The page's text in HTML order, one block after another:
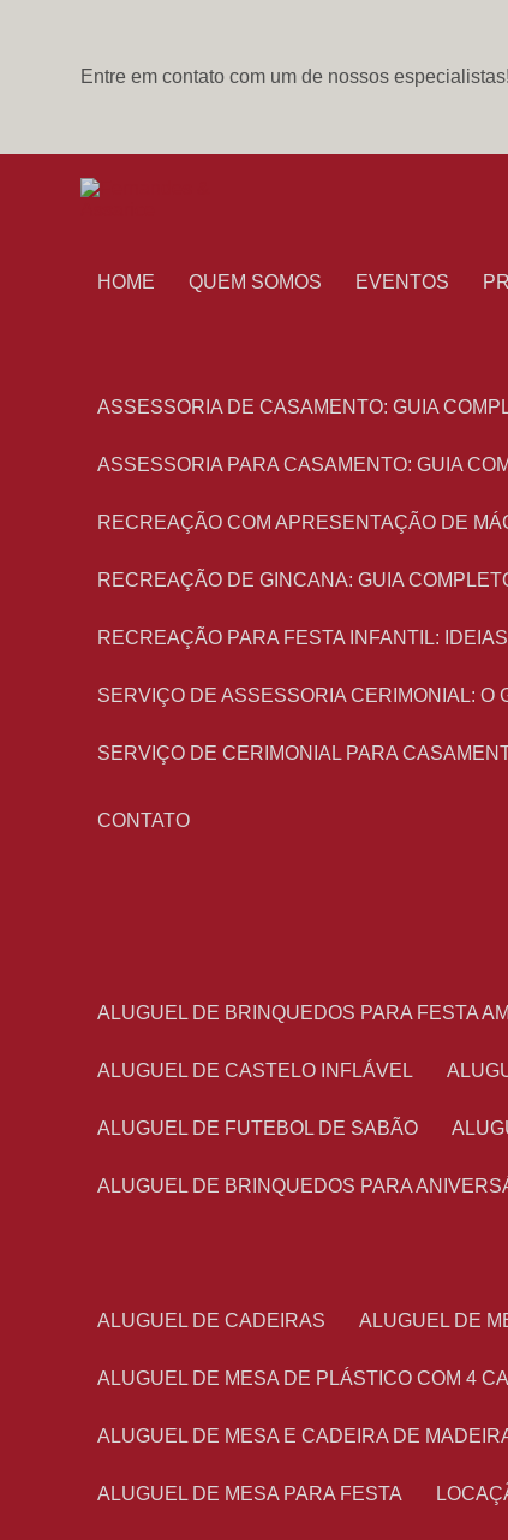
Entre em contato com um de nossos especialistas!
HOME QUEM SOMOS EVENTOS
ASSESSORIA DE CASAMENTO: GUIA
ASSESSORIA PARA CASAMENTO: GUIA
RECREAÇÃO COM APRESENTAÇÃO DE
RECREAÇÃO DE GINCANA: GUIA
RECREAÇÃO PARA FESTA INFANTIL:
SERVIÇO DE ASSESSORIA CERIMONIAL:
SERVIÇO DE CERIMONIAL PARA
CONTATO
ALUGUEL DE BRINQUEDOS PARA FESTA
ALUGUEL DE CASTELO INFLÁVEL
ALUGUEL DE FUTEBOL DE SABÃO
ALUGUEL DE BRINQUEDOS PARA
ALUGUEL DE CADEIRAS ALUGUEL DE
ALUGUEL DE MESA DE PLÁSTICO COM 4
ALUGUEL DE MESA E CADEIRA DE
ALUGUEL DE MESA PARA FESTA